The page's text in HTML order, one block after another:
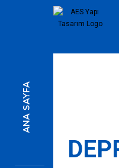
Anında Mesaj Gönderin
ANA SAYFA